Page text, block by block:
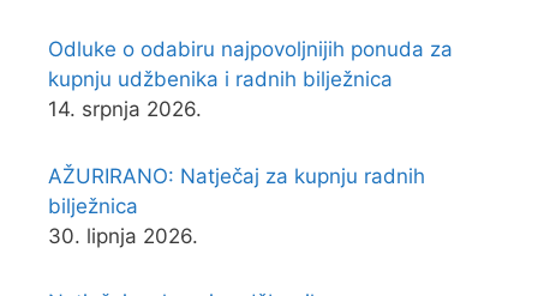
Odluke o odabiru najpovoljnijih ponuda za
kupnju udžbenika i radnih bilježnica
14. srpnja 2026.
AŽURIRANO: Natječaj za kupnju radnih
bilježnica
30. lipnja 2026.